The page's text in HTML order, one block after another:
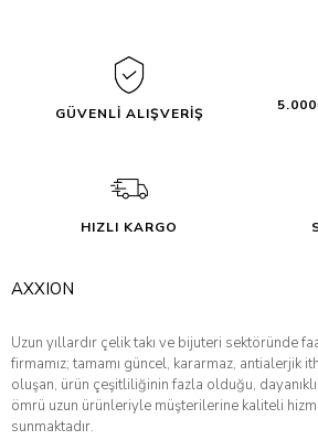
GÜVENLİ ALIŞVERİŞ
HIZLI KARGO
AXXION
Uzun yıllardır çelik takı ve bijuteri sektöründe
firmamız; tamamı güncel, kararmaz, antialerjik
oluşan, ürün çeşitliliğinin fazla olduğu,
ömrü uzun ürünleriyle müşterilerine kaliteli
sunmaktadır.